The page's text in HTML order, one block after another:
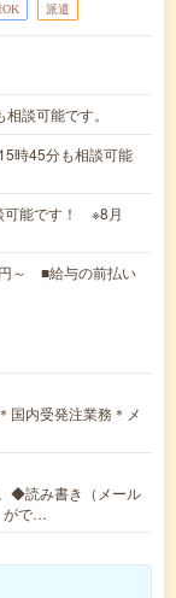
OK 派遣
談可能です。
時45分も相談可能
可能です！ ※8月
～ ■給与の前払い
国内受発注業務＊メ
◆読み書き（メール
がで…